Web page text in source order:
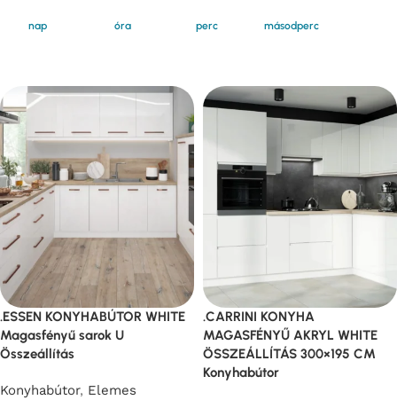
nap óra perc másodperc
.ESSEN KONYHABÚTOR WHITE
Magasfényű sarok U
Összeállítás
Konyhabútor, Elemes
.CARRINI KONYHA
MAGASFÉNYŰ AKRYL WHITE
ÖSSZEÁLLÍTÁS 300×195 CM
Konyhabútor